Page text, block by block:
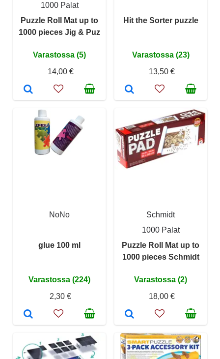
1000 Palat
Puzzle Roll Mat up to
1000 pieces Jig & Puz
Varastossa (5)
14,00 €
Hit the Sorter puzzle
Varastossa (23)
13,50 €
NoNo
glue 100 ml
Varastossa (224)
2,30 €
Schmidt
1000 Palat
Puzzle Roll Mat up to
1000 pieces Schmidt
Varastossa (2)
18,00 €